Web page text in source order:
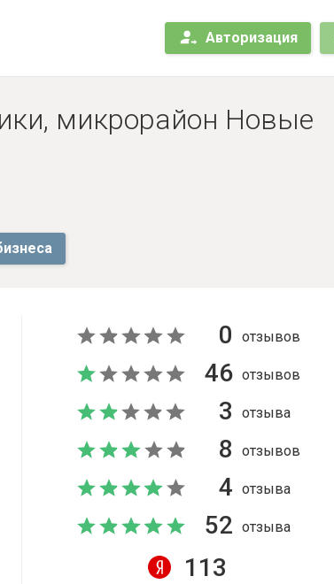
Авторизация
микрорайон Новые
0 отзывов
46 отзывов
3 отзыва
8 отзывов
4 отзыва
52 отзыва
113